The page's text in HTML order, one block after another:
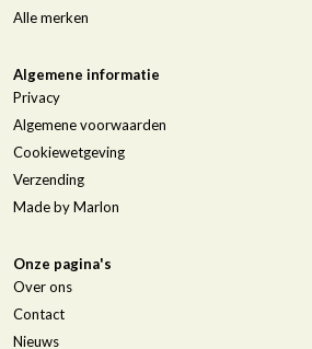
Alle merken
Algemene informatie
Privacy
Algemene voorwaarden
Cookiewetgeving
Verzending
Made by Marlon
Onze pagina's
Over ons
Contact
Nieuws